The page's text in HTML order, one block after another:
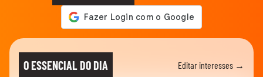
O ESSENCIAL DO DIA Editar interesses →